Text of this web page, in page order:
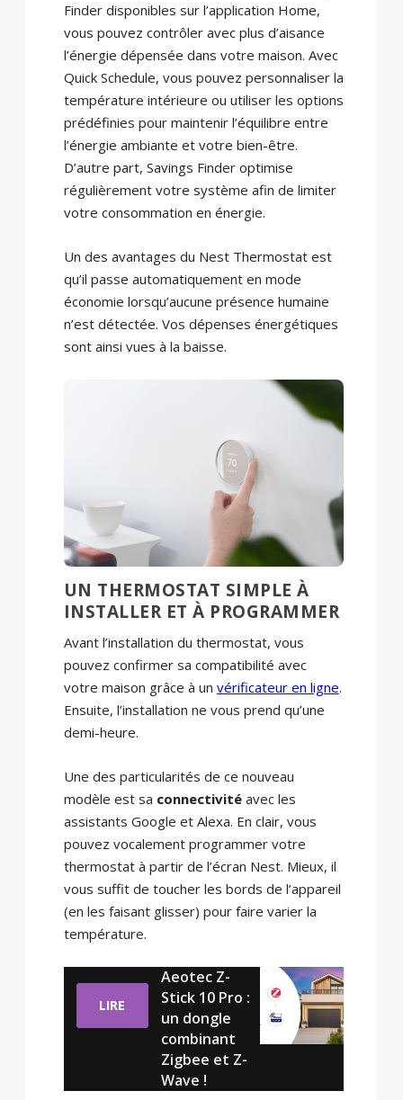
Finder disponibles sur l’application Home,
vous pouvez contrôler avec plus d’aisance
l’énergie dépensée dans votre maison. Avec
Quick Schedule, vous pouvez personnaliser la
température intérieure ou utiliser les options
prédéfinies pour maintenir l’équilibre entre
l’énergie ambiante et votre bien-être.
D’autre part, Savings Finder optimise
régulièrement votre système afin de limiter
votre consommation en énergie.
Un des avantages du Nest Thermostat est
qu’il passe automatiquement en mode
économie lorsqu’aucune présence humaine
n’est détectée. Vos dépenses énergétiques
sont ainsi vues à la baisse.
UN THERMOSTAT SIMPLE À
INSTALLER ET À PROGRAMMER
Avant l’installation du thermostat, vous
pouvez confirmer sa compatibilité avec
votre maison grâce à un vérificateur en ligne.
Ensuite, l’installation ne vous prend qu’une
demi-heure.
Une des particularités de ce nouveau
modèle est sa connectivitéavec les
assistants Google et Alexa. En clair, vous
pouvez vocalement programmer votre
thermostat à partir de l’écran Nest. Mieux, il
vous suffit de toucher les bords de l’appareil
(en les faisant glisser) pour faire varier la
température.
LIRE
Aeotec Z-
Stick 10 Pro :
un dongle
combinant
Zigbee et Z-
Wave !